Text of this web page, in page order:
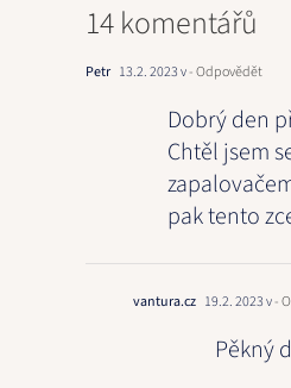
14 komentářů
Petr 13.2. 2023 v- Odpovědět
Dobrý den
Chtěl jsem
pak tento
vantura.cz 19.2. 2023 v-
Pěkný